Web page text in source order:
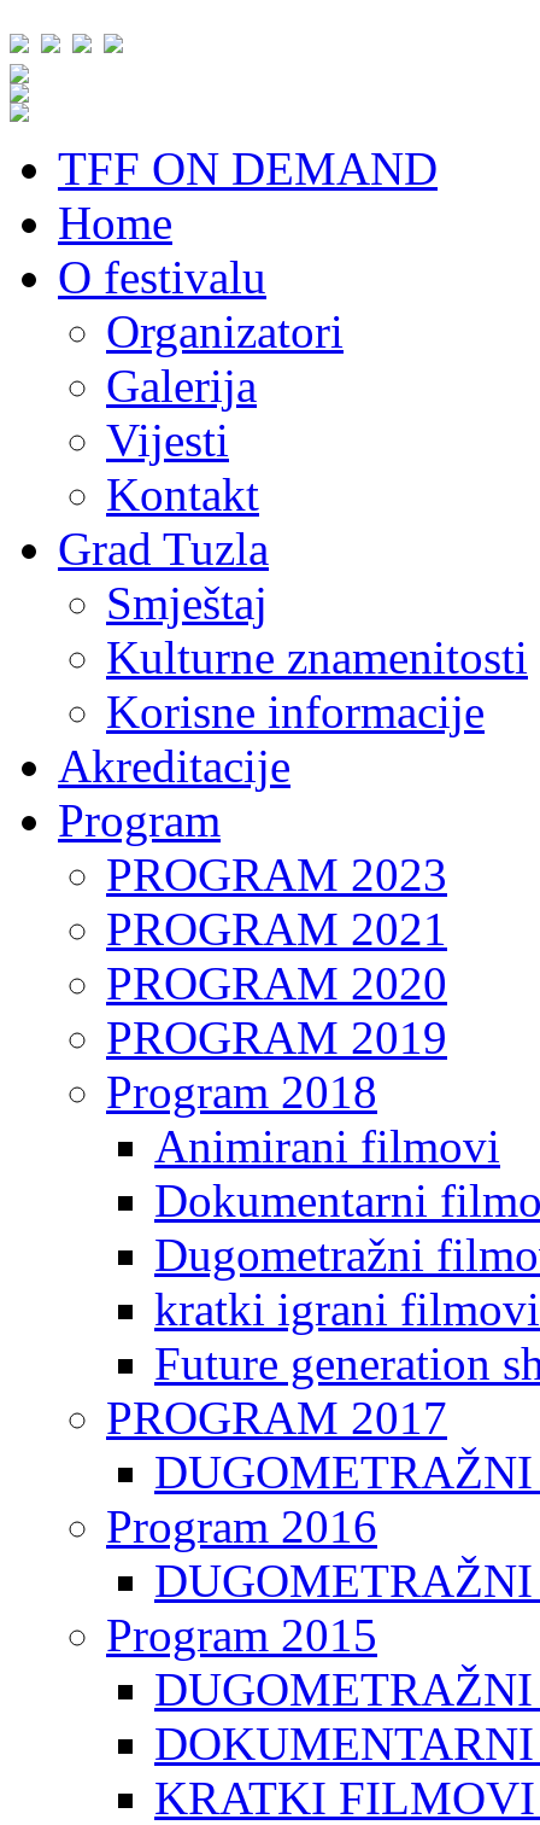
TFF ON DEMAND
Home
O festivalu
Organizatori
Galerija
Vijesti
Kontakt
Grad Tuzla
Smještaj
Kulturne znamenitosti
Korisne informacije
Akreditacije
Program
PROGRAM 2023
PROGRAM 2021
PROGRAM 2020
PROGRAM 2019
Program 2018
Animirani filmovi
Dokumentarni
Dugometražni
kratki igrani filmovi
Future generation
PROGRAM 2017
Program 2016
Program 2015
KRATKI FILMOVI